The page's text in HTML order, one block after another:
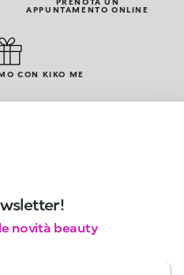
APPUNTAMENTO ONLINE
CON KIKO ME
novità beauty